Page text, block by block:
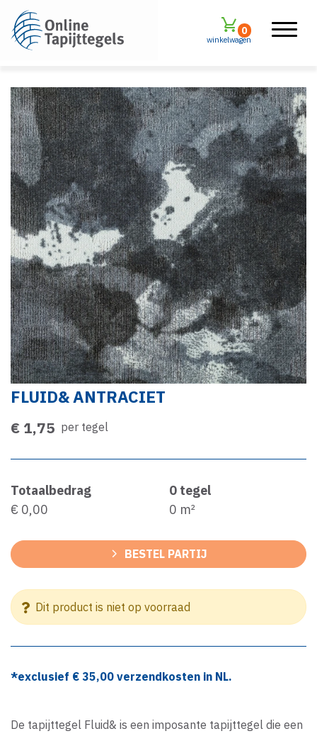
winkelwagen
0
FLUID& ANTRACIET
€ 1,75 per tegel
Totaalbedrag
€ 0,00
0 tegel
0 m²
BESTEL PARTIJ
Dit product is niet op voorraad
*exclusief € 35,00 verzendkosten in NL.
De tapijttegel Fluid& is een imposante tapijttegel die een